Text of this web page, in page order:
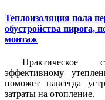
Теплоизоляция пола
обустройства пирога,
монтаж
Практическое
эффективному
поможет навсегда
затраты на отопление.